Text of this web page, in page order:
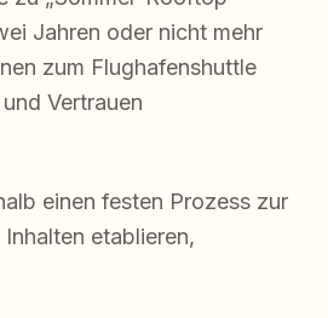
Jahren oder nicht mehr
zum Flughafenshuttle
Vertrauen
einen festen Prozess zur
etablieren,